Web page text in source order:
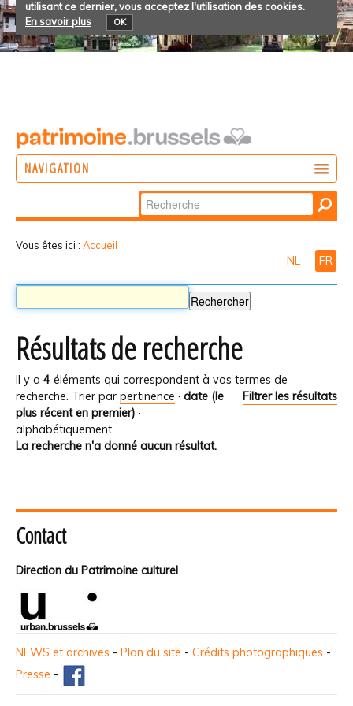
utilisant ce dernier, vous acceptez l'utilisation des cookies.
En savoir plus
OK
NAVIGATION
Chercher par
Recherche
Vous êtes ici : Accueil
NL FR
Résultats de recherche
Il y a 4 éléments qui correspondent à vos termes de
recherche.
Filtrer les résultats
Trier par pertinence · date (le
plus récent en premier) ·
alphabétiquement
La recherche n'a donné aucun résultat.
Contact
Direction du Patrimoine culturel
NEWS et archives - Plan du site - Crédits photographiques -
Presse -